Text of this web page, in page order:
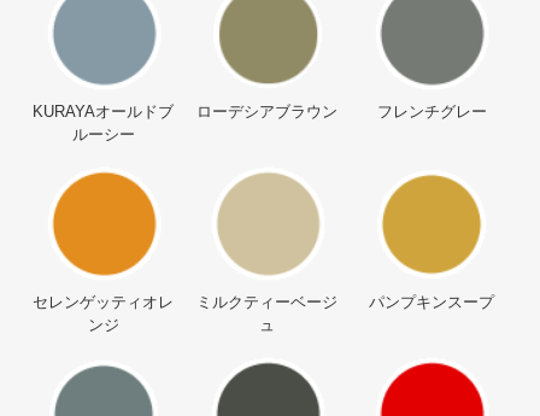
KURAYAオールドブ
ルーシー
ローデシアブラウン フレンチグレー
セレンゲッティオレ
ンジ
ミルクティーベージ
ュ
パンプキンスープ